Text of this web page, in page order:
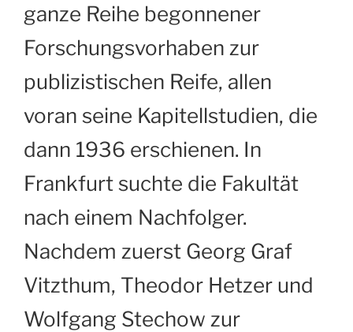
ganze Reihe begonnener
Forschungsvorhaben zur
publizistischen Reife, allen
voran seine Kapitellstudien, die
dann 1936 erschienen. In
Frankfurt suchte die Fakultät
nach einem Nachfolger.
Nachdem zuerst Georg Graf
Vitzthum, Theodor Hetzer und
Wolfgang Stechow zur